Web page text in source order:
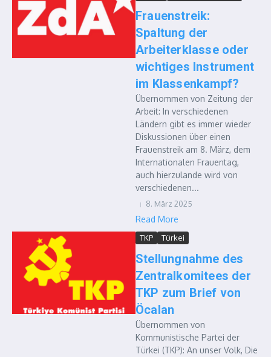
Frauenstreik:
Spaltung der
Arbeiterklasse oder
wichtiges Instrument
im Klassenkampf?
Übernommen von Zeitung der
Arbeit: In verschiedenen
Ländern gibt es immer wieder
Diskussionen über einen
Frauenstreik am 8. März, dem
Internationalen Frauentag,
auch hierzulande wird von
verschiedenen...
8. März 2025
Read More
TKP Türkei
Stellungnahme des
Zentralkomitees der
TKP zum Brief von
Öcalan
Übernommen von
Kommunistische Partei der
Türkei (TKP): An unser Volk, Die